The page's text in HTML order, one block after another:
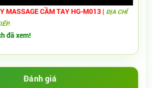
MASSAGE CẦM TAY HG-M013 | ĐỊA CHỈ
đã xem!
Đánh giá